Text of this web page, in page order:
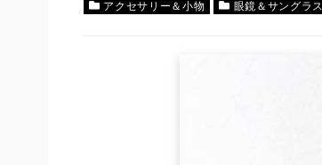
アクセサリー＆小物 眼鏡＆サングラス